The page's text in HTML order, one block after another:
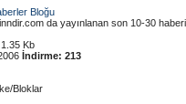
Bloğu
da yayınlanan son 10-30
1.35 Kb
İndirme: 213
Bloklar